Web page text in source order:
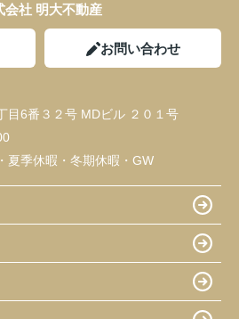
会社 明大不動産
お問い合わせ
目6番３２号 MDビル ２０１号
夏季休暇・冬期休暇・GW